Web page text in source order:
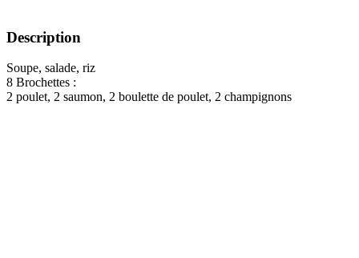
Description
Soupe, salade, riz
8 Brochettes :
2 poulet, 2 saumon, 2 boulette de poulet, 2 champignons